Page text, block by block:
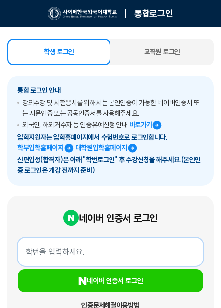
통합로그인
학생 로그인
선택됨 교직원 로그인
통합 로그인 안내
강의수강 및 시험응시를 위해서는 본인인증이 가능한 네이버인증서 또
는 지문인증 또는 공동인증서를 사용해주세요.
외국인, 해외거주자 등 인증유예신청 안내 바로가기
입학지원자는 입학홈페이지에서 수험번호로 로그인합니다.
학부입학홈페이지
대학원입학홈페이지
신편입생(합격자)은 아래 "학번로그인" 후 수강신청을 해주세요.(본인인
증 로그인은 개강 전까지 준비)
네이버 인증서 로그인
네이버 인증서 로그인
학번
네이버 인증서 로그인
인증문제해결이용방법